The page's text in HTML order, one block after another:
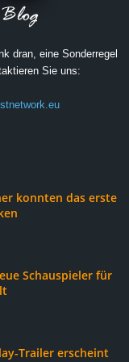
dran, eine Sonderregel
Sie uns:
konnten das erste
Schauspieler für
Trailer erscheint